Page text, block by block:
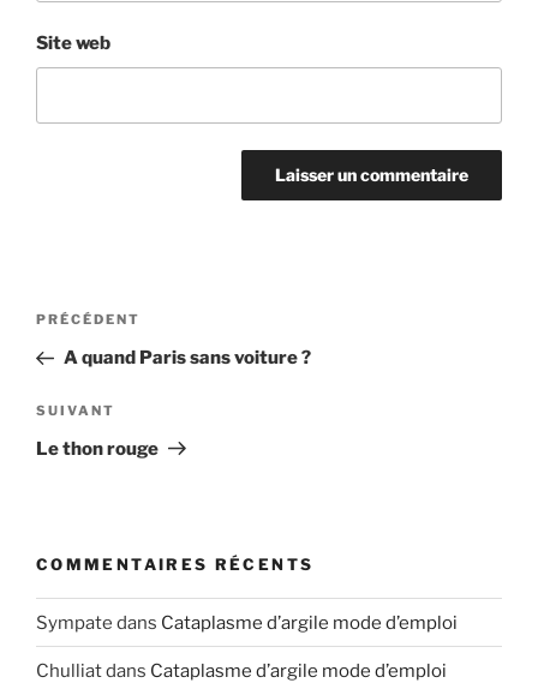
Site web
Navigation
l’article
Article
précédent
PRÉCÉDENT
A quand Paris sans voiture ?
Article
suivant
SUIVANT
Le thon rouge
COMMENTAIRES RÉCENTS
Sympate dans Cataplasme d’argile mode d’emploi
Chulliatdans Cataplasme d’argile mode d’emploi